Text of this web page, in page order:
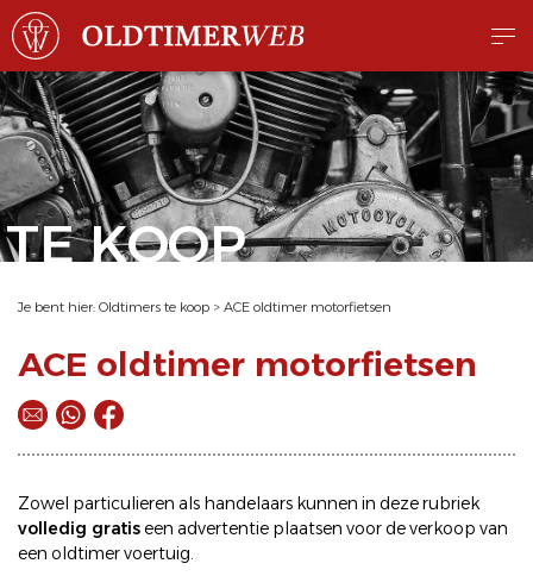
TE KOOP
Je bent hier: Oldtimers te koop > ACE oldtimer motorfietsen
ACE oldtimer motorfietsen
Zowel particulieren als handelaars kunnen in deze rubriek
volledig gratis een advertentie plaatsen voor deverkoop van
een oldtimer voertuig.